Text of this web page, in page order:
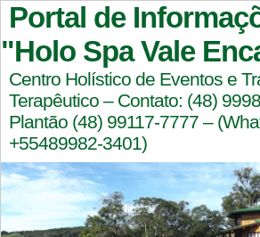
Portal de
"Holo Spa Vale
Centro Holístico de Eventos e
Terapêutico – Contato: (48)
Plantão (48) 99117-7777 –
+55489982-3401)